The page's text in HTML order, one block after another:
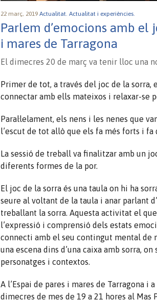
22 març, 2019 Actualitat. Actualitat i experiències.
Parlem d’emocions amb el
i mares de Tarragona
El dimecres 20 de març va tenir lloc una
Primer de tot, a través del joc de la sorra,
connectar amb ells mateixos i relaxar-se
Paral·lelament, els nens i les nenes que
l’escut de tot allò que els fa més forts i fa
La sessió de treball va finalitzar amb un
diferents formes de la por.
El joc de la sorra és una taula on hi ha
seure al voltant de la taula i anar parlant
treballant la sorra. Aquesta activitat el
l’expressió i comprensió dels estats
connecti amb el seu contingut mental de
una escena dins d’una caixa amb sorra,
personatges i contextos.
A l’Espai de pares i mares de Tarragona i
dimecres de mes de 19 a 21 hores al Mas